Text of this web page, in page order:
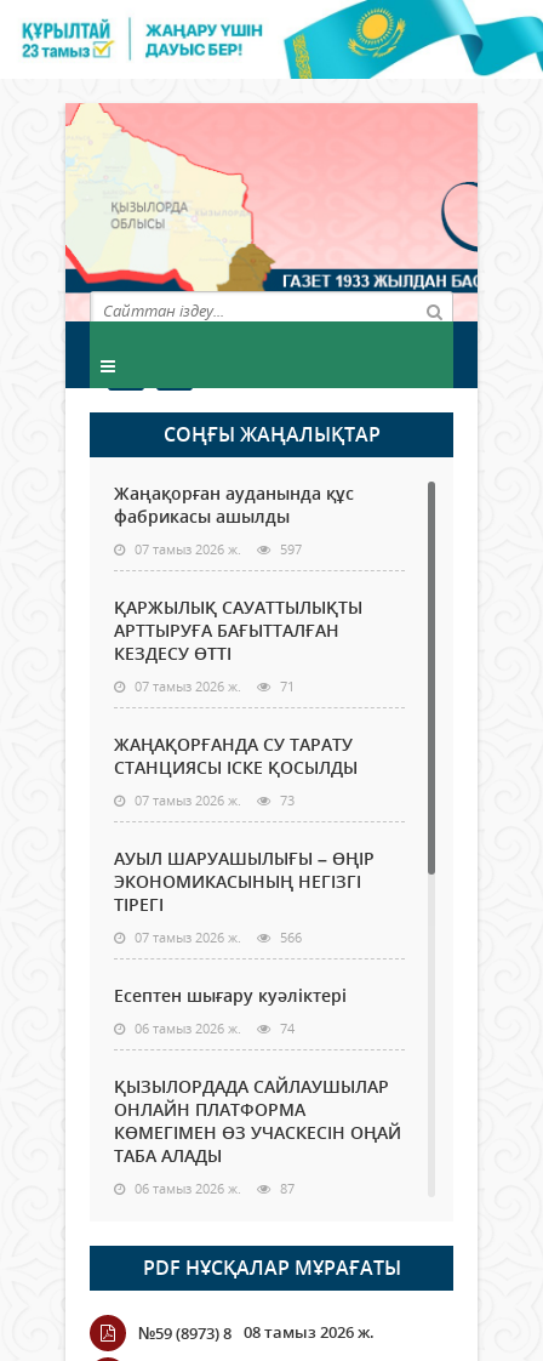
СОҢҒЫ ЖАҢАЛЫҚТАР
Жаңақорған ауданында құс
фабрикасы ашылды
07 тамыз 2026 ж. 597
ҚАРЖЫЛЫҚ САУАТТЫЛЫҚТЫ
АРТТЫРУҒА БАҒЫТТАЛҒАН
КЕЗДЕСУ ӨТТІ
07 тамыз 2026 ж. 71
ЖАҢАҚОРҒАНДА СУ ТАРАТУ
СТАНЦИЯСЫ ІСКЕ ҚОСЫЛДЫ
07 тамыз 2026 ж. 73
АУЫЛ ШАРУАШЫЛЫҒЫ – ӨҢІР
ЭКОНОМИКАСЫНЫҢ НЕГІЗГІ
ТІРЕГІ
07 тамыз 2026 ж. 566
Есептен шығару куәліктері
06 тамыз 2026 ж. 74
ҚЫЗЫЛОРДАДА САЙЛАУШЫЛАР
ОНЛАЙН ПЛАТФОРМА
КӨМЕГІМЕН ӨЗ УЧАСКЕСІН ОҢАЙ
ТАБА АЛАДЫ
06 тамыз 2026 ж. 87
Open Air: Қызылорда облысы
полиция департаменті 20
мыңнан астам көрерменнің
қауіпсіздігін қамтамасыз етті
06 тамыз 2026 ж.
PDF НҰСҚАЛАР МҰРАҒАТЫ
№59 (8973) 8 08 тамыз 2026 ж.